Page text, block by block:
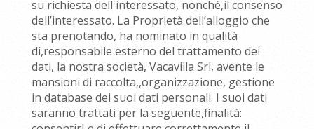
su richiesta dell'interessato, nonché,il consenso
dell’interessato. La Proprietà dell’alloggio che
sta prenotando, ha nominato in qualità
di,responsabile esterno del trattamento dei
dati, la nostra società, Vacavilla Srl, avente le
mansioni di raccolta,,organizzazione, gestione
in database dei suoi dati personali. I suoi dati
saranno trattati per la seguente,finalità: